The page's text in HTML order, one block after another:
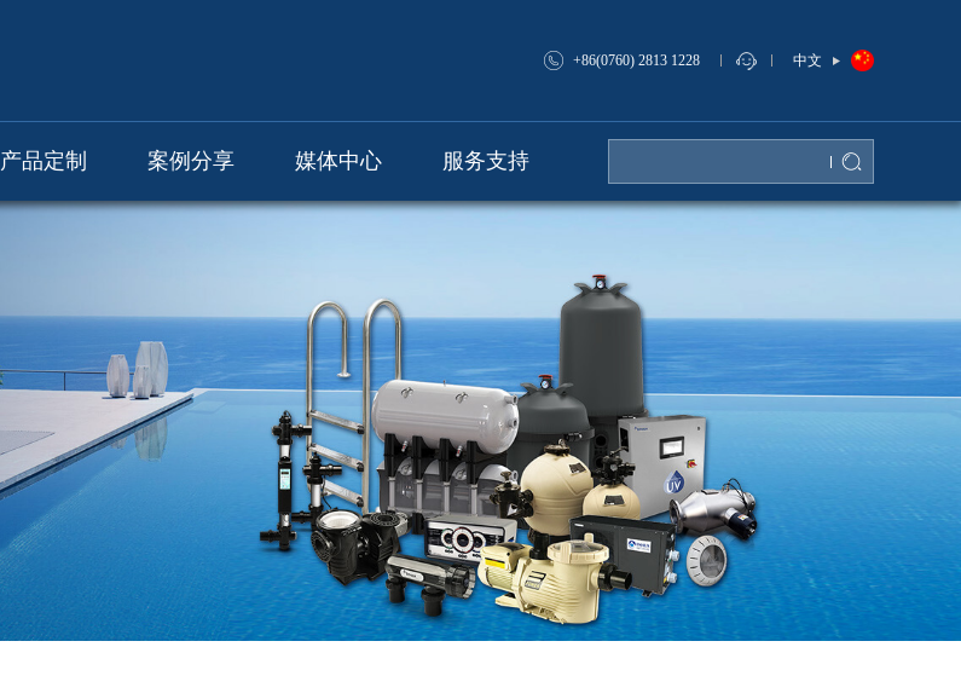
+86(0760) 2813 1228 中文
产品定制 案例分享 媒体中心 服务支持